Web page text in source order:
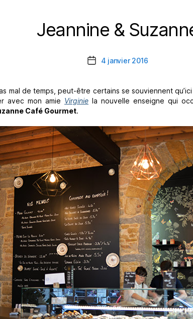
Catégories
Jeannine &
Date4 janvier 2016
mal de temps, peut-être certains se souviennent
avec mon amie Virginie la nouvelle enseigne qui
Café Gourmet.